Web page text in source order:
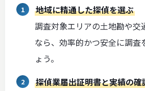
地域に精通した探偵を選ぶ
調査対象エリアの土地勘や交
なら、効率的かつ安全に調査
ょう。
探偵業届出証明書と実績の確